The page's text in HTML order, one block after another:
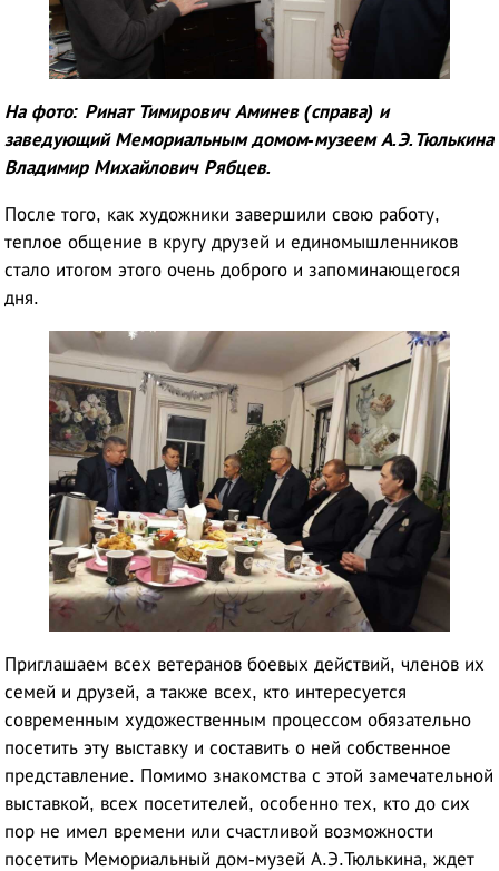
На фото: Ринат Тимирович Аминев (справа) и
заведующий Мемориальным домом-музеем А.Э.Тюлькина
Владимир Михайлович Рябцев.
После того, как художники завершили свою работу,
теплое общение в кругу друзей и единомышленников
стало итогом этого очень доброго и запоминающегося
дня.
Приглашаем всех ветеранов боевых действий, членов их
семей и друзей, а также всех, кто интересуется
современным художественным процессом обязательно
посетить эту выставку и составить о ней собственное
представление. Помимо знакомства с этой замечательной
выставкой, всех посетителей, особенно тех, кто до сих
пор не имел времени или счастливой возможности
посетить Мемориальный дом-музей А.Э.Тюлькина, ждет